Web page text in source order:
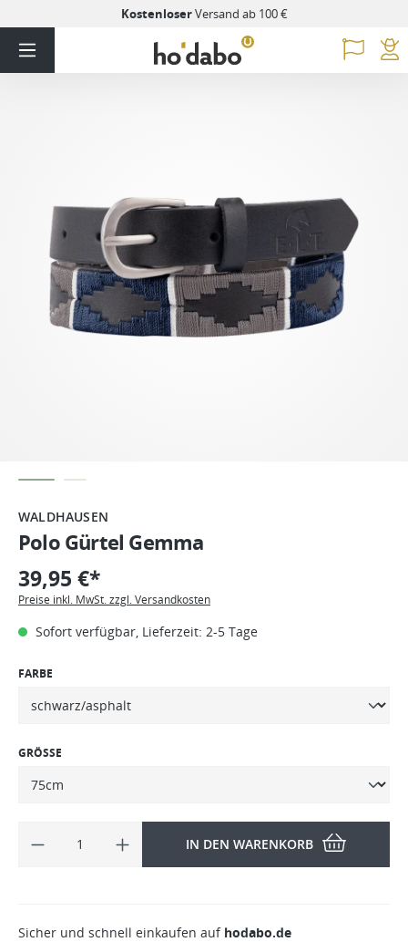
KostenloserVersand ab 100 €
WALDHAUSEN
Polo Gürtel Gemma
39,95 €*
Preise inkl. MwSt. zzgl. Versandkosten
Sofort verfügbar, Lieferzeit: 2-5 Tage
FARBE
GRÖSSE
IN DEN WARENKORB
Sicher und schnell einkaufen auf hodabo.de